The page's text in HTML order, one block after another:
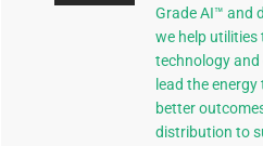
Grade AI™ and
we help
technology
lead the
better
distribution to